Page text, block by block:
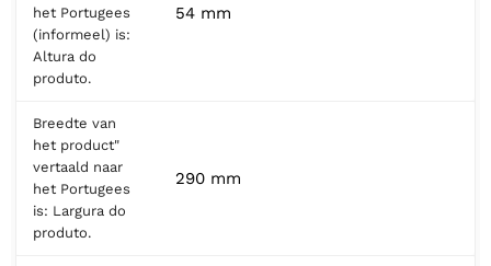
het Portugees
(informeel) is:
Altura do
produto.
54 mm
Breedte van
het product"
vertaald naar
het Portugees
is: Largura do
produto.
290 mm